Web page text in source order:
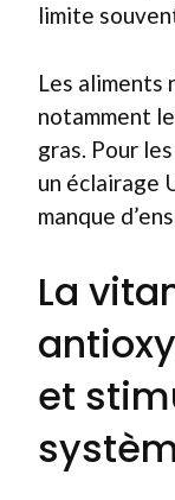
limite
Les aliments
notamment
gras. Pour
un éclairage
manque
La
et